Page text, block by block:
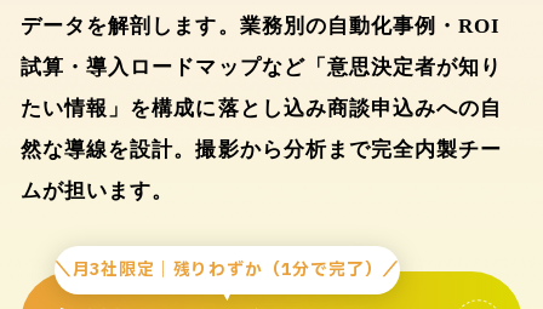
データを解剖します。業務別の自動化事例・ROI
試算・導入ロードマップなど「意思決定者が知り
たい情報」を構成に落とし込み商談申込みへの自
然な導線を設計。撮影から分析まで完全内製チー
ムが担います。
＼月3社限定｜残りわずか（1分で完了）／